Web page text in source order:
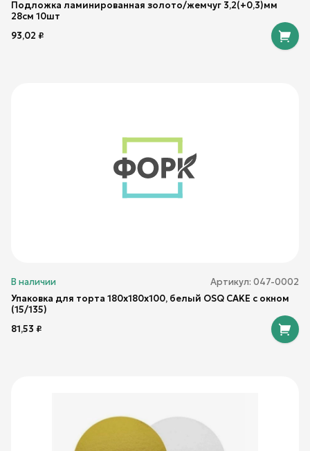
Подложка ламинированная золото/жемчуг 3,2(+0,3)мм
28см 10шт
93,02 ₽
В наличии Артикул: 047-0002
Упаковка для торта 180x180x100, белый OSQ CAKE с окном
(15/135)
81,53 ₽